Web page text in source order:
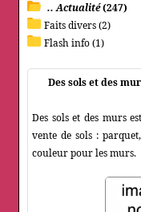
.. Actualité(247)
Faits divers (2)
Flash info (1)
Des sols et des
Des sols et des murs
vente de sols :
couleur pour les murs.